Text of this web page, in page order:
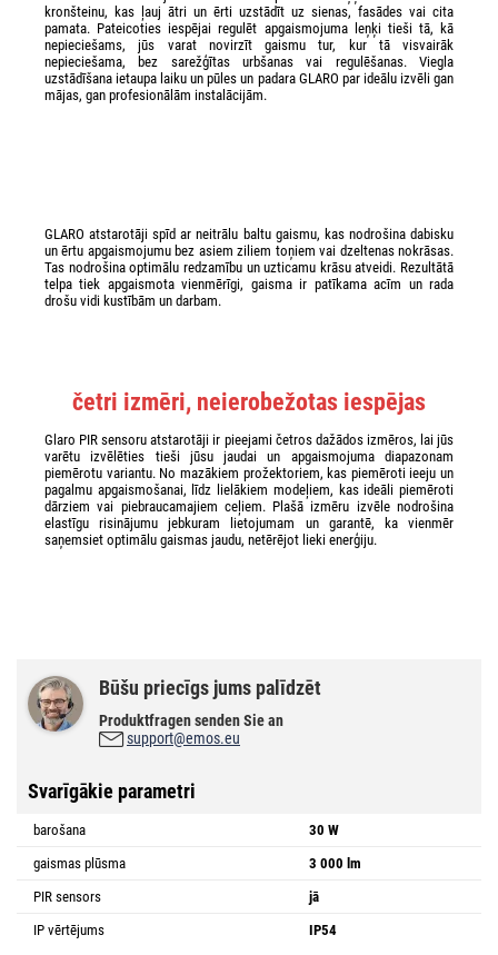
kronšteinu, kas ļauj ātri un ērti uzstādīt uz sienas, fasādes vai cita
pamata. Pateicoties iespējai regulēt apgaismojuma leņķi tieši tā, kā
nepieciešams, jūs varat novirzīt gaismu tur, kur tā visvairāk
nepieciešama, bez sarežģītas urbšanas vai regulēšanas. Viegla
uzstādīšana ietaupa laiku un pūles un padara GLARO par ideālu izvēli gan
mājas, gan profesionālām instalācijām.
GLARO atstarotāji spīd ar neitrālu baltu gaismu, kas nodrošina dabisku
un ērtu apgaismojumu bez asiem ziliem toņiem vai dzeltenas nokrāsas.
Tas nodrošina optimālu redzamību un uzticamu krāsu atveidi. Rezultātā
telpa tiek apgaismota vienmērīgi, gaisma ir patīkama acīm un rada
drošu vidi kustībām un darbam.
četri izmēri, neierobežotas iespējas
Glaro PIR sensoru atstarotāji ir pieejami četros dažādos izmēros, lai jūs
varētu izvēlēties tieši jūsu jaudai un apgaismojuma diapazonam
piemērotu variantu. No mazākiem prožektoriem, kas piemēroti ieeju un
pagalmu apgaismošanai, līdz lielākiem modeļiem, kas ideāli piemēroti
dārziem vai piebraucamajiem ceļiem. Plašā izmēru izvēle nodrošina
elastīgu risinājumu jebkuram lietojumam un garantē, ka vienmēr
saņemsiet optimālu gaismas jaudu, netērējot lieki enerģiju.
Būšu priecīgs jums palīdzēt
Produktfragen senden Sie an
support@emos.eu
Svarīgākie parametri
barošana
30 W
gaismas plūsma
3 000 lm
PIR sensors
jā
IP vērtējums
IP54